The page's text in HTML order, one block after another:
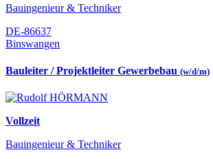
Bauingenieur & Techniker
DE-86637
Binswangen
Bauleiter / Projektleiter Gewerbebau (w/d/m)
Vollzeit
Bauingenieur & Techniker